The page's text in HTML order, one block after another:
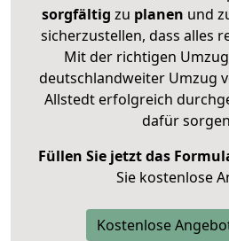
sorgfältig zu planen und
sicherzustellen, dass alles
Mit der richtigen
deutschlandweiter Umzug
Allstedt erfolgreich
dafür
Füllen Sie jetzt das
Sie kostenlose
Kostenlose